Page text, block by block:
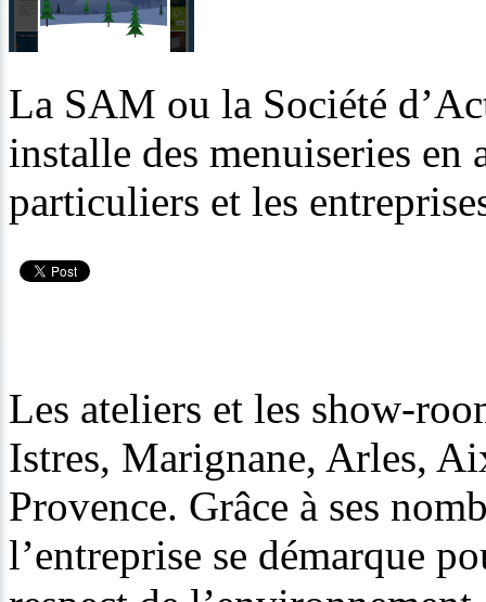
La SAM ou la Société
installe des menuiseries
particuliers et les
Les ateliers et les show-
Istres, Marignane, Arles,
Provence. Grâce à ses
l’entreprise se démarque